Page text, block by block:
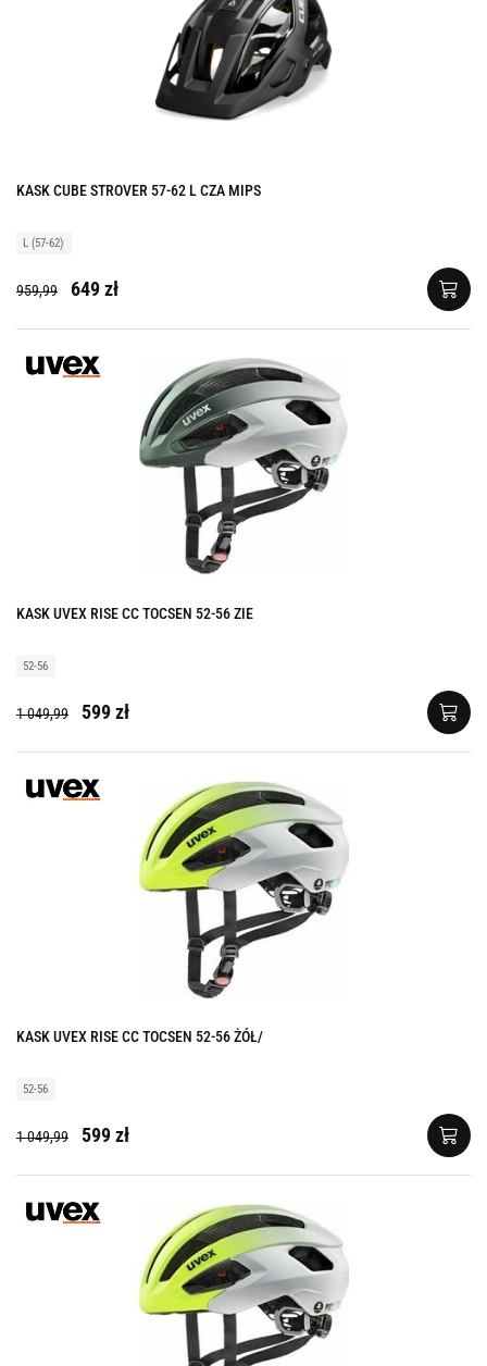
KASK CUBE STROVER 57-62 L CZA MIPS
L (57-62)
959,99 649 zł
KASK UVEX RISE CC TOCSEN 52-56 ZIE
52-56
1 049,99 599 zł
KASK UVEX RISE CC TOCSEN 52-56 ŻÓŁ/
52-56
1 049,99 599 zł